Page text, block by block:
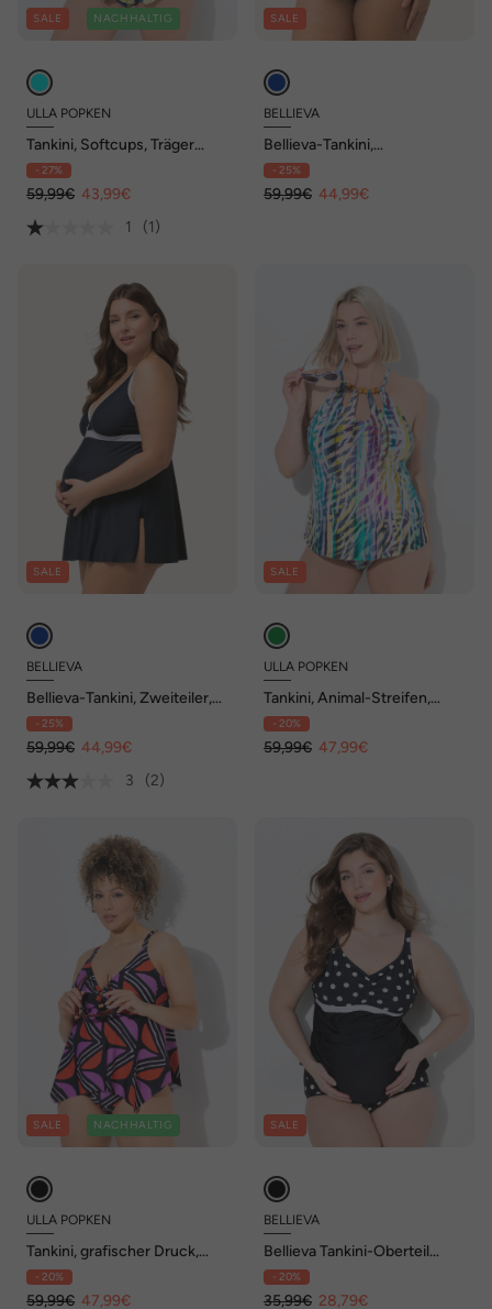
SALE NACHHALTIG
ULLA POPKEN
Tankini, Softcups, Träger
verstellbar, recycelt
- 27%
59,99€ 43,99€
1
(1)
SALE
BELLIEVA
Bellieva-Tankini,
Umstandsmode,
Blüten/Ringel, Raffung,
verstellbare Träger
- 25%
59,99€ 44,99€
SALE
BELLIEVA
Bellieva-Tankini, Zweiteiler,
Umstandsmode, verstellbare
Träger, breites Bündchen,
OEKO-TEX
- 25%
59,99€ 44,99€
3
(2)
SALE
ULLA POPKEN
Tankini, Animal-Streifen,
Softcups, Cut-Outs
- 20%
59,99€ 47,99€
SALE NACHHALTIG
ULLA POPKEN
Tankini, grafischer Druck,
Softcups, recycelt
- 20%
59,99€ 47,99€
SALE
BELLIEVA
Bellieva Tankini-Oberteil
ohne Softschalen, Punkte
- 20%
35,99€ 28,79€